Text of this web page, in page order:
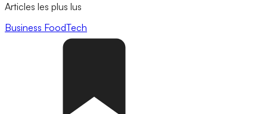
Articles les plus lus
Business FoodTech